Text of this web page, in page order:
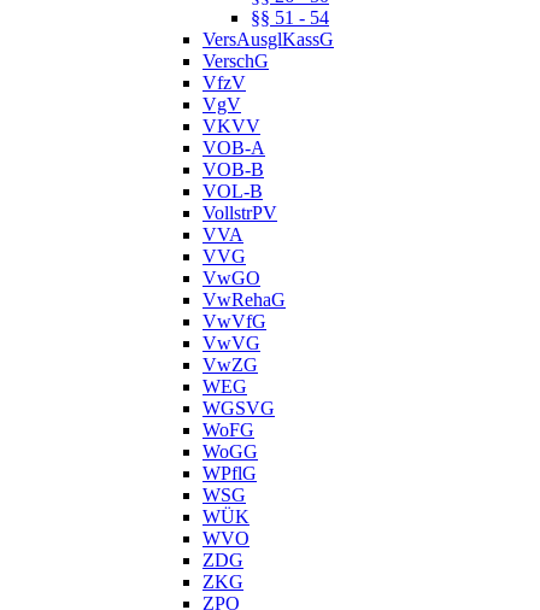
§§ 51 - 54
VersAusglKassG
VerschG
VfzV
VgV
VKVV
VOB-A
VOB-B
VOL-B
VollstrPV
VVA
VVG
VwGO
VwRehaG
VwVfG
VwVG
VwZG
WEG
WGSVG
WoFG
WoGG
WPflG
WSG
WÜK
WVO
ZDG
ZKG
ZPO